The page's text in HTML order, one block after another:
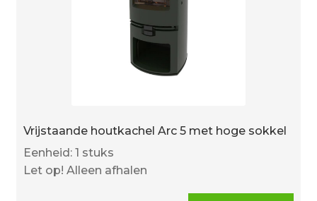
Vrijstaande houtkachel Arc 5 met hoge sokkel
Eenheid: 1 stuks
Let op! Alleen afhalen